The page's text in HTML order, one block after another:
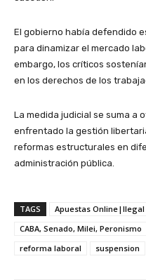
El gobierno había defendido
para dinamizar el mercado
embargo, los críticos
en los derechos de los
La medida judicial se suma a
enfrentado la gestión
reformas estructurales en
administración pública.
TAGS Apuestas
CABA, Senado, Milei, Peronismo
reforma laboral
suspension